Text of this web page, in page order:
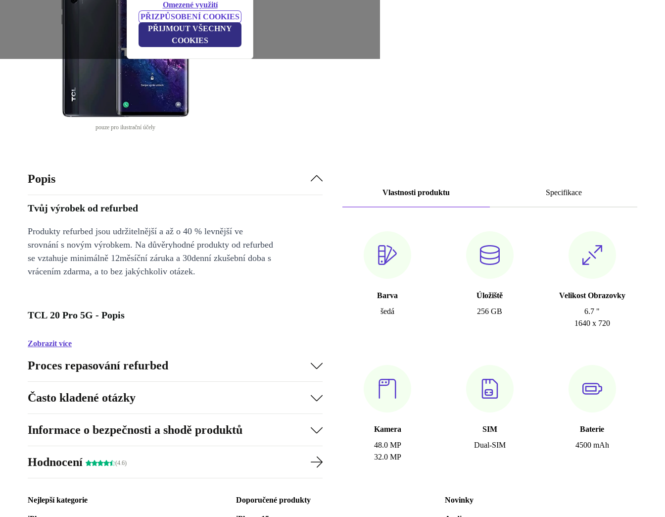
Omezené využití
PŘIZPŮSOBENÍ COOKIES
PŘIJMOUT VŠECHNY
COOKIES
pouze pro ilustrační účely
Vlastnosti produktu Specifikace
Barva
šedá
Úložiště
256 GB
Velikost Obrazovky
6.7 "
1640 x 720
Kamera
48.0 MP
32.0 MP
SIM
Dual-SIM
Baterie
4500 mAh
Popis
Tvůj výrobek od refurbed
Produkty refurbed jsou udržitelnější a až o 40 % levnější ve
srovnání s novým výrobkem. Na důvěryhodné produkty od refurbed
se vztahuje minimálně 12měsíční záruka a 30denní zkušební doba s
vrácením zdarma, a to bez jakýchkoliv otázek.
TCL 20 Pro 5G - Popis
Zobrazit více
Proces repasování refurbed
Často kladené otázky
Informace o bezpečnosti a shodě produktů
Hodnocení (4.6)
Nejlepší kategorie Doporučené produkty Novinky